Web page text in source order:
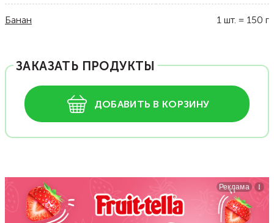
Банан 1 шт. = 150 г
ЗАКАЗАТЬ ПРОДУКТЫ
ДОБАВИТЬ В КОРЗИНУ